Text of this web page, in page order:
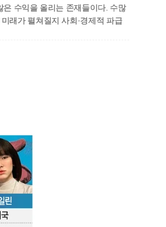
수익을 올리는 존재들이다. 수많
래가 펼쳐질지 사회·경제적 파급